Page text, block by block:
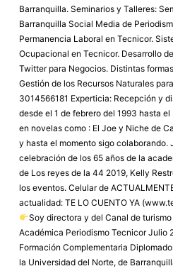
Barranquilla. Seminarios y Talleres:
Barranquilla Social Media de
Permanencia Laboral en Tecnicor.
Ocupacional en Tecnicor. Desarrollo
Twitter para Negocios. Distintas
Gestión de los Recursos Naturales
3014566181 Experticia: Recepción y
desde el 1 de febrero del 1993 hasta
en novelas como : El Joe y Niche de
y hasta el momento sigo colaborando.
celebración de los 65 años de la
de Los reyes de la 44 2019, Kelly
los eventos. Celular de
actualidad: TE LO CUENTO YA
Soy directora y del Canal de turismo
Académica Periodismo Tecnicor Julio
Formación Complementaria
la Universidad del Norte, de